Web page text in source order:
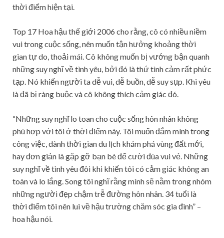
thời điểm hiện tại.
Top 17 Hoa hậu thế giới 2006 cho rằng, cô có nhiều niềm
vui trong cuộc sống, nên muốn tận hưởng khoảng thời
gian tự do, thoải mái. Cô không muốn bị vướng bận quanh
những suy nghĩ về tình yêu, bởi đó là thứ tình cảm rất phức
tạp. Nó khiến người ta dễ vui, dễ buồn, dễ suy sụp. Khi yêu
là đã bị ràng buộc và cô không thích cảm giác đó.
“Những suy nghĩ lo toan cho cuộc sống hôn nhân không
phù hợp với tôi ở thời điểm này. Tôi muốn đắm mình trong
công việc, dành thời gian du lịch khám phá vùng đất mới,
hay đơn giản là gặp gỡ bạn bè để cười đùa vui vẻ. Những
suy nghĩ về tình yêu đôi khi khiến tôi có cảm giác không an
toàn và lo lắng. Song tôi nghĩ rằng mình sẽ nằm trong nhóm
những người đẹp chậm trễ đường hôn nhân. 34 tuổi là
thời điểm tôi nên lui về hậu trường chăm sóc gia đình” –
hoa hậu nói.